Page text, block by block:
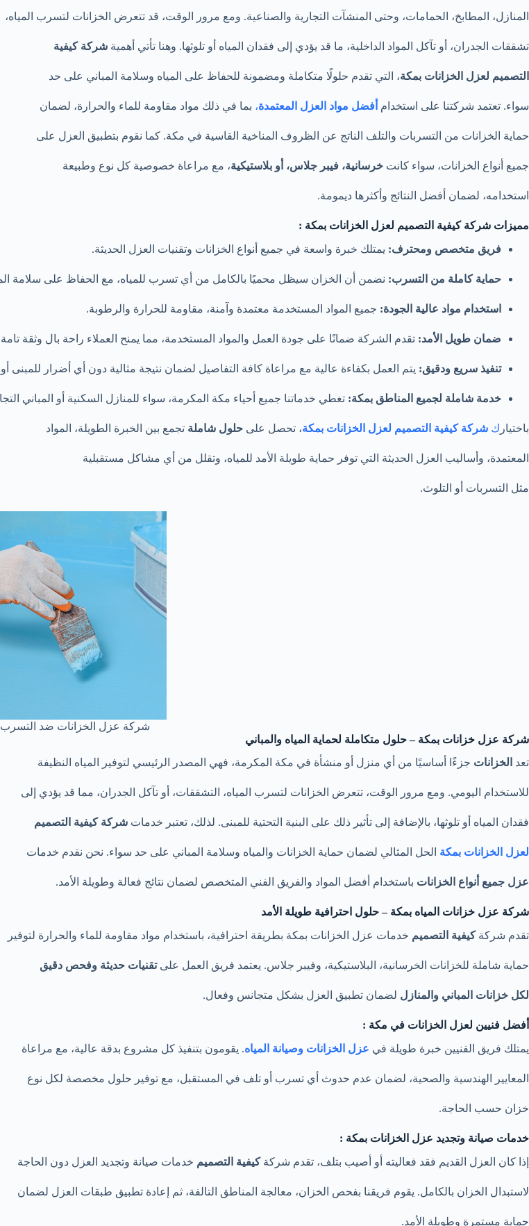
المنازل، المطابخ، الحمامات، وحتى المنشآت التجارية والصناعية. ومع مرور الوقت، قد تتعرض الخزانات لتسرب المياه،
تشققات الجدران، أو تآكل المواد الداخلية، ما قد يؤدي إلى فقدان المياه أو تلوثها. وهنا تأتي أهمية شركة كيفية
التصميم لعزل الخزانات بمكة، التي تقدم حلولًا متكاملة ومضمونة للحفاظ على المياه وسلامة المباني على حد
سواء. تعتمد شركتنا على استخدام أفضل مواد العزل المعتمدة، بما في ذلك مواد مقاومة للماء والحرارة، لضمان
حماية الخزانات من التسربات والتلف الناتج عن الظروف المناخية القاسية في مكة. كما نقوم بتطبيق العزل على
جميع أنواع الخزانات، سواء كانت خرسانية، فيبر جلاس، أو بلاستيكية، مع مراعاة خصوصية كل نوع وطبيعة
استخدامه، لضمان أفضل النتائج وأكثرها ديمومة.
مميزات شركة كيفية التصميم لعزل الخزانات بمكة :
فريق متخصص ومحترف: يمتلك خبرة واسعة في جميع أنواع الخزانات وتقنيات العزل الحديثة.
حماية كاملة من التسرب: نضمن أن الخزان سيظل محميًا بالكامل من أي تسرب للمياه، مع الحفاظ على سلامة
استخدام مواد عالية الجودة: جميع المواد المستخدمة معتمدة وآمنة، مقاومة للحرارة والرطوبة.
ضمان طويل الأمد: تقدم الشركة ضمانًا على جودة العمل والمواد المستخدمة، مما يمنح العملاء راحة بال وثقة
تنفيذ سريع ودقيق: يتم العمل بكفاءة عالية مع مراعاة كافة التفاصيل لضمان نتيجة مثالية دون أي أضرار للمبنى أو
خدمة شاملة لجميع المناطق بمكة: تغطي خدماتنا جميع أحياء مكة المكرمة، سواء للمنازل السكنية أو المباني
باختيار ك شركة كيفية التصميم لعزل الخزانات بمكة، تحصل على حلول شاملة تجمع بين الخبرة الطويلة، المواد
المعتمدة، وأساليب العزل الحديثة التي توفر حماية طويلة الأمد للمياه، وتقلل من أي مشاكل مستقبلية
مثل التسربات أو التلوث.
شركة عزل الخزانات ضد التسرب
شركة عزل خزانات بمكة – حلول متكاملة لحماية المياه والمباني
تعد الخزانات جزءًا أساسيًا من أي منزل أو منشأة في مكة المكرمة، فهي المصدر الرئيسي لتوفير المياه النظيفة
للاستخدام اليومي. ومع مرور الوقت، تتعرض الخزانات لتسرب المياه، التشققات، أو تآكل الجدران، مما قد يؤدي إلى
فقدان المياه أو تلوثها، بالإضافة إلى تأثير ذلك على البنية التحتية للمبنى. لذلك، تعتبر خدمات شركة كيفية التصميم
لعزل الخزانات بمكة الحل المثالي لضمان حماية الخزانات والمياه وسلامة المباني على حد سواء. نحن نقدم خدمات
عزل جميع أنواع الخزانات باستخدام أفضل المواد والفريق الفني المتخصص لضمان نتائج فعالة وطويلة الأمد.
شركة عزل خزانات المياه بمكة – حلول احترافية طويلة الأمد
تقدم شركةكيفية التصميم خدمات عزل الخزانات بمكة بطريقة احترافية، باستخدام مواد مقاومة للماء والحرارة لتوفير
حماية شاملة للخزانات الخرسانية، البلاستيكية، وفيبر جلاس. يعتمد فريق العمل علىتقنيات حديثة وفحص دقيق
لكل خزانات المباني والمنازل لضمان تطبيق العزل بشكل متجانس وفعال.
أفضل فنيين لعزل الخزانات في مكة :
يمتلك فريق الفنيين خبرة طويلة في عزل الخزانات وصيانة المياه. يقومون بتنفيذ كل مشروع بدقة عالية، مع مراعاة
المعايير الهندسية والصحية، لضمان عدم حدوث أي تسرب أو تلف في المستقبل، مع توفير حلول مخصصة لكل نوع
خزان حسب الحاجة.
خدمات صيانة وتجديد عزل الخزانات بمكة :
إذا كان العزل القديم فقد فعاليته أو أصيب بتلف، تقدم شركةكيفية التصميم خدمات صيانة وتجديد العزل دون الحاجة
لاستبدال الخزان بالكامل. يقوم فريقنا بفحص الخزان، معالجة المناطق التالفة، ثم إعادة تطبيق طبقات العزل لضمان
حماية مستمرة وطويلة الأمد.